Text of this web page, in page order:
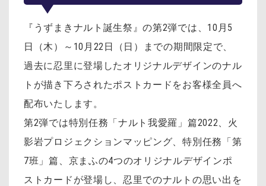
『うずまきナルト誕生祭』の第2弾では、10月5
日（木）～10月22日（日）までの期間限定で、
過去に忍里に登場したオリジナルデザインのナル
トが描き下ろされたポストカードをお客様全員へ
配布いたします。
第2弾では特別任務「ナルト我愛羅」篇2022、火
影岩プロジェクションマッピング、特別任務「第
7班」篇、京まふの4つのオリジナルデザインポ
ストカードが登場し、忍里でのナルトの思い出を